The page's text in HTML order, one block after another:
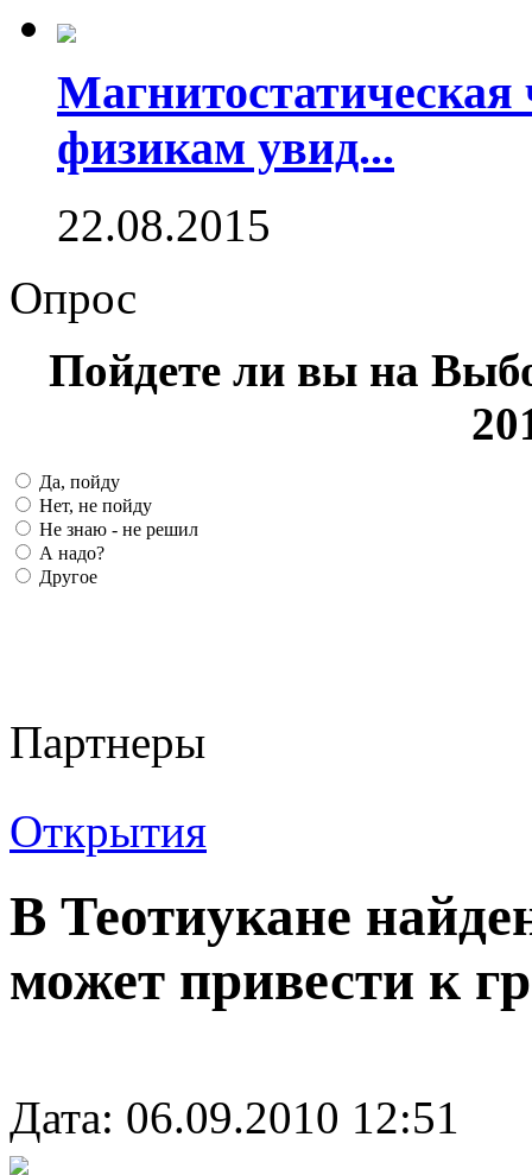
Магнитостатическая
физикам увид...
22.08.2015
Опрос
Пойдете ли вы на
Да, пойду
Нет, не пойду
Не знаю - не решил
А надо?
Другое
Партнеры
Открытия
В Теотиукане
может привести к
Дата: 06.09.2010 12:51